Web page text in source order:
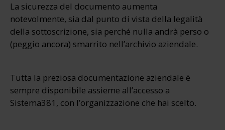
La sicurezza del documento aumenta
notevolmente, sia dal punto di vista della legalità
della sottoscrizione, sia perché nulla andrà perso o
(peggio ancora) smarrito nell’archivio aziendale.
Tutta la preziosa documentazione aziendale è
sempre disponibile assieme all’accesso a
Sistema381, con l’organizzazione che hai scelto.